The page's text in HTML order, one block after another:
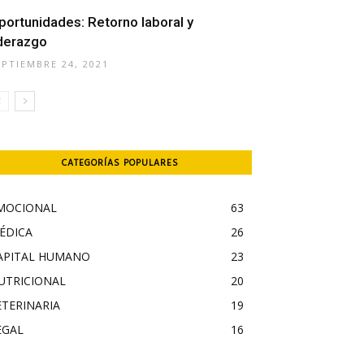
Retorno laboral y
24, 2021
CATEGORÍAS POPULARES
63
26
HUMANO
23
20
19
16